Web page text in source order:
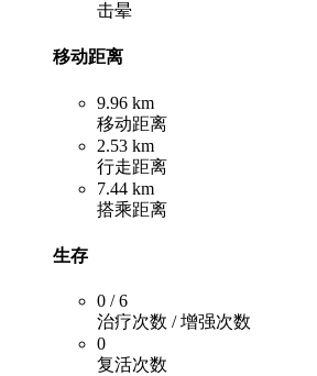
击晕
移动距离
9.96 km
移动距离
2.53 km
行走距离
7.44 km
搭乘距离
生存
0 / 6
治疗次数 / 增强次数
0
复活次数